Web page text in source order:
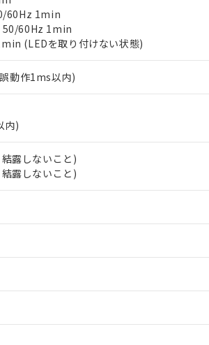
60Hz 1min
50/60Hz 1min
(LEDを取り付けない状態)
動作1ms以内)
内)
露しないこと)
露しないこと)
"個人情報の共同利用に関して"
証明書
）
証明するもので、過去に遡って非含有を
ル類４物質の対応では、対応完了までの
を完了していることから、特段のことが